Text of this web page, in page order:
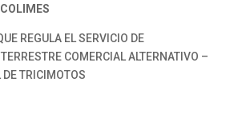
REGULA EL SERVICIO DE
COMERCIAL ALTERNATIVO –
DE TRICIMOTOS